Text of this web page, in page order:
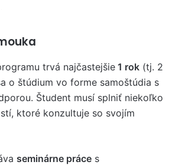
trvá najčastejšie 1 rok (tj. 2
o štúdium vo forme samoštúdia s
Študent musí splniť niekoľko
ktoré konzultuje so svojím
seminárne práce s